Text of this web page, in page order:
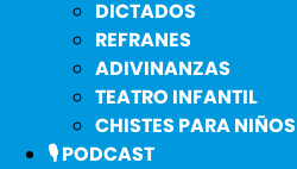
DICTADOS
REFRANES
ADIVINANZAS
TEATRO INFANTIL
CHISTES PARA NIÑOS
🎙️ PODCAST